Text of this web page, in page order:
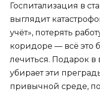
Госпитализация в
выглядит
учёт», потерять
коридоре — всё это
лечиться. Подарок
убирает эти
привычной среде,